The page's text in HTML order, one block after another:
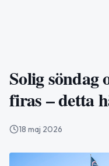
Solig söndag
firas – detta
18 maj 2026